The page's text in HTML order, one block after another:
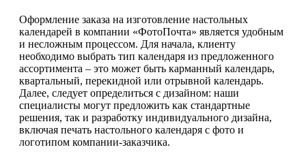
Оформление заказа на изготовление настольных
календарей в компании «ФотоПочта» является удобным
и несложным процессом. Для начала, клиенту
необходимо выбрать тип календаря из предложенного
ассортимента – это может быть карманный календарь,
квартальный, перекидной или отрывной календарь.
Далее, следует определиться с дизайном: наши
специалисты могут предложить как стандартные
решения, так и разработку индивидуального дизайна,
включая печать настольного календаря с фото и
логотипом компании-заказчика.